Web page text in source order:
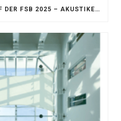
AKUSTIKKOMPETENZ AUF DER FSB 2025 – AKUSTIKELEMENTE FÜR DIE LEBENSRÄUME VON MORGEN